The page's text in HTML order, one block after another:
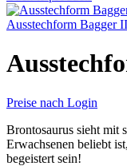
Ausstechform Bagger II
Preise nach Login
Brontosaurus sieht mit
Erwachsenen beliebt
begeistert sein!